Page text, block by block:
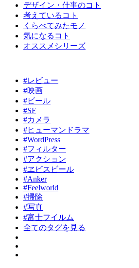
デザイン・仕事のコト
考えているコト
くらべてみたモノ
気になるコト
オススメシリーズ
#レビュー
#映画
#ビール
#SF
#カメラ
#ヒューマンドラマ
#WordPress
#フィルター
#アクション
#ヱビスビール
#Anker
#Feelworld
#掃除
#写真
#富士フイルム
全てのタグを見る